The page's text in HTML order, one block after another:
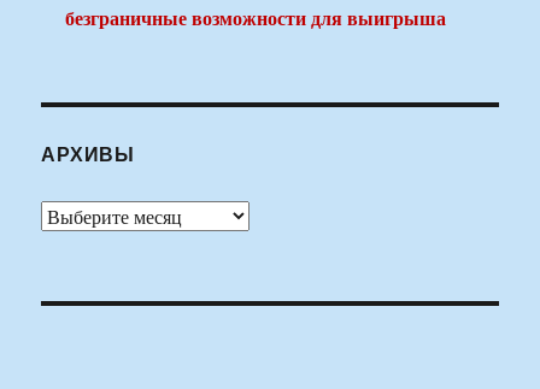
безграничные возможности для выигрыша
АРХИВЫ
Архивы